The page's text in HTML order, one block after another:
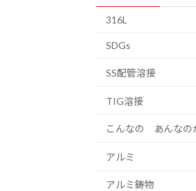
316L
SDGs
SS配管溶接
TIG溶接
こんなの あんなの
アルミ
アルミ鋳物